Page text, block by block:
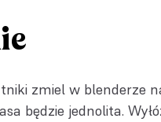
zmiel w blenderze
będzie jednolita.